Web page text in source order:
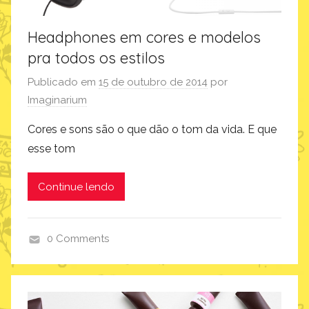
Headphones em cores e modelos
pra todos os estilos
Publicado em 15 de outubro de 2014 por
Imaginarium
Cores e sons são o que dão o tom da vida. E que
esse tom
Continue lendo
r
0 Comments